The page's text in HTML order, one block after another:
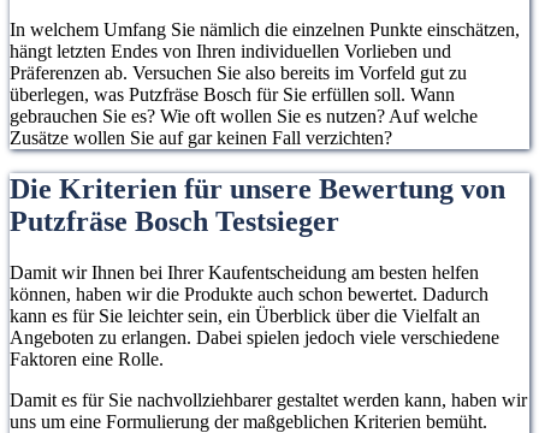
In welchem Umfang Sie nämlich die einzelnen Punkte einschätzen,
hängt letzten Endes von Ihren individuellen Vorlieben und
Präferenzen ab. Versuchen Sie also bereits im Vorfeld gut zu
überlegen, was Putzfräse Bosch für Sie erfüllen soll. Wann
gebrauchen Sie es? Wie oft wollen Sie es nutzen? Auf welche
Zusätze wollen Sie auf gar keinen Fall verzichten?
Die Kriterien für unsere Bewertung von
Putzfräse Bosch Testsieger
Damit wir Ihnen bei Ihrer Kaufentscheidung am besten helfen
können, haben wir die Produkte auch schon bewertet. Dadurch
kann es für Sie leichter sein, ein Überblick über die Vielfalt an
Angeboten zu erlangen. Dabei spielen jedoch viele verschiedene
Faktoren eine Rolle.
Damit es für Sie nachvollziehbarer gestaltet werden kann, haben wir
uns um eine Formulierung der maßgeblichen Kriterien bemüht.